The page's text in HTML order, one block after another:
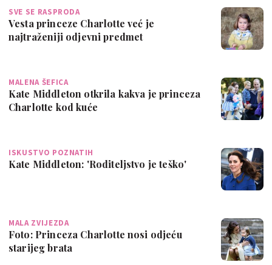
SVE SE RASPRODA
Vesta princeze Charlotte već je
najtraženiji odjevni predmet
MALENA ŠEFICA
Kate Middleton otkrila kakva je princeza
Charlotte kod kuće
ISKUSTVO POZNATIH
Kate Middleton: 'Roditeljstvo je teško'
MALA ZVIJEZDA
Foto: Princeza Charlotte nosi odjeću
starijeg brata